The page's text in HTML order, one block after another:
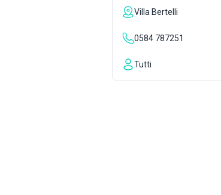
Villa Bertelli
0584 787251
Tutti